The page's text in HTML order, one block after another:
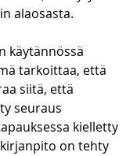
alaosasta.
käytännössä
tarkoittaa, että
siitä, että
seuraus
kielletty
on tehty